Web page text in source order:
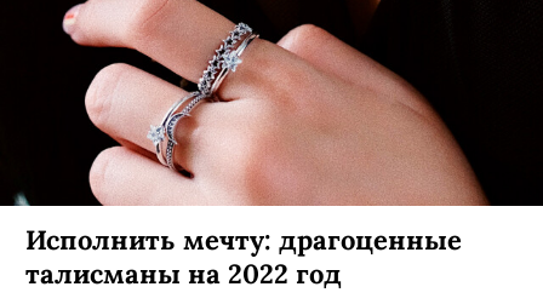
Исполнить мечту: драгоценные
талисманы на 2022 год